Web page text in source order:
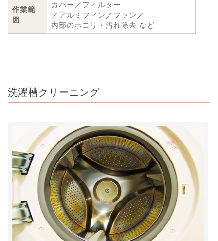
作業範
囲
カバー／フィルター
／アルミフィン／ファン／
内部のホコリ・汚れ除去 など
洗濯槽クリーニング